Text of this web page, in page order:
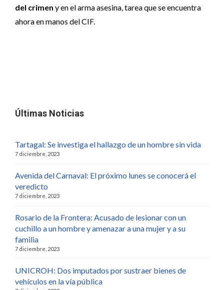
del crimen y en el arma asesina, tarea que se encuentra
ahora en manos del CIF.
Últimas Noticias
Tartagal: Se investiga el hallazgo de un hombre sin vida
7 diciembre, 2023
Avenida del Carnaval: El próximo lunes se conocerá el
veredicto
7 diciembre, 2023
Rosario de la Frontera: Acusado de lesionar con un
cuchillo a un hombre y amenazar a una mujer y a su
familia
7 diciembre, 2023
UNICROH: Dos imputados por sustraer bienes de
vehículos en la vía pública